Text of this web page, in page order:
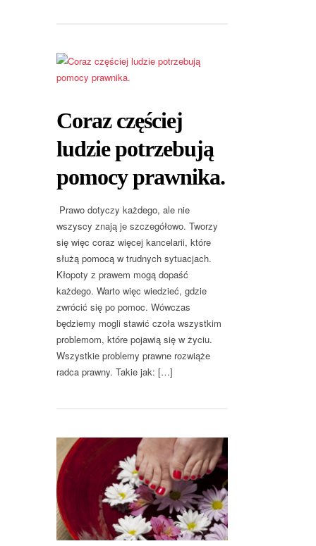
Coraz częściej
ludzie potrzebują
pomocy prawnika.
Prawo dotyczy każdego, ale nie
wszyscy znają je szczegółowo. Tworzy
się więc coraz więcej kancelarii, które
służą pomocą w trudnych sytuacjach.
Kłopoty z prawem mogą dopaść
każdego. Warto więc wiedzieć, gdzie
zwrócić się po pomoc. Wówczas
będziemy mogli stawić czoła wszystkim
problemom, które pojawią się w życiu.
Wszystkie problemy prawne rozwiąże
radca prawny. Takie jak: […]